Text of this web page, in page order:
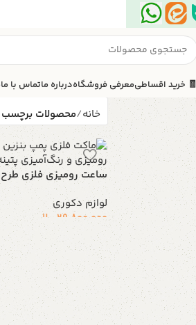
🧾 خرید اقساطیمعرفی فروشگاهدرباره ماتماس با ما
خانه محصولات برچسب
ساعت رومیزی فلزی
لوازم دکوری
29.800.000 ریال
افزودن به سبد خرید